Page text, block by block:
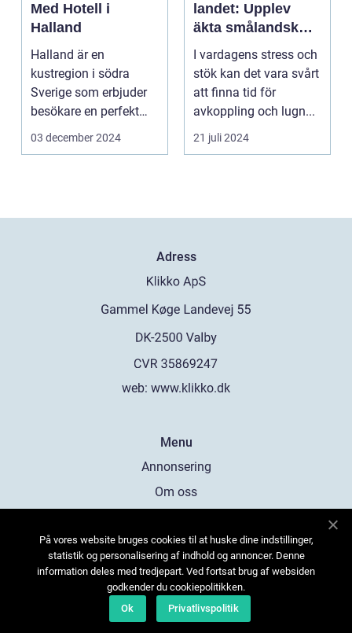
Med Hotell i
Halland
Halland är en
kustregion i södra
Sverige som erbjuder
besökare en perfekt
blandning a...
03 december 2024
landet: Upplev
äkta smålandsk
charm på
smålandstorpet
I vardagens stress och
stök kan det vara svårt
att finna tid för
avkoppling och lugn...
21 juli 2024
Adress
web: www.klikko.dk
Menu
Annonsering
Om oss
Kontakta oss
Sitemap
På vores website bruges cookies til at huske dine indstillinger,
statistik og personalisering af indhold og annoncer. Denne
information deles med tredjepart. Ved fortsat brug af websiden
godkender du cookiepolitikken.
Ok
Privatlivspolitik